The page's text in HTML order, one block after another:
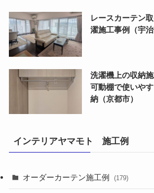
レースカーテン
濯施工事例（宇治
洗濯機上の収納
可動棚で使いや
納（京都市）
インテリアヤマモト 施工例
オーダーカーテン施工例 (179)